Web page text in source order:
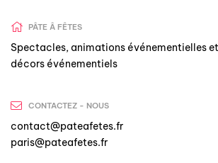
PÂTE Â FÊTES
Spectacles, animations événementielles
décors événementiels
CONTACTEZ - NOUS
contact@pateafetes.fr
paris@pateafetes.fr